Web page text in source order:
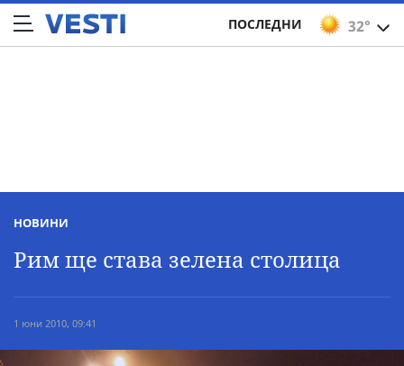
32°
ПОСЛЕДНИ
НОВИНИ
Рим ще става зелена столица
1 юни 2010, 09:41